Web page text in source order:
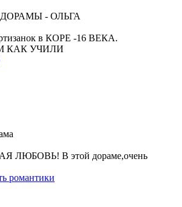
- ОЛЬГА
в КОРЕ -16 ВЕКА.
КАК УЧИЛИ
В этой дораме,очень
романтики